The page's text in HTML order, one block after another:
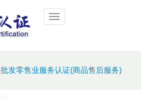
批发零售业服务认证(商品售后服务)